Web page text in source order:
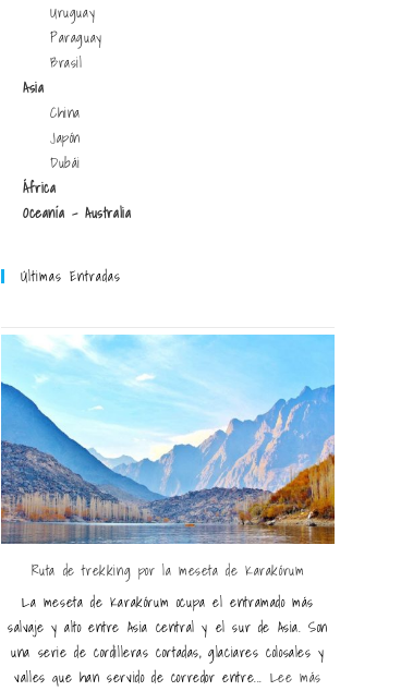
Uruguay
Paraguay
Brasil
Asia
China
Japón
Dubái
África
Oceanía - Australia
Últimas Entradas
Ruta de trekking por la meseta de Karakórum
La meseta de Karakórum ocupa el entramado más
salvaje y alto entre Asia central y el sur de Asia. Son
una serie de cordilleras cortadas, glaciares colosales y
valles que han servido de corredor entre... Lee más